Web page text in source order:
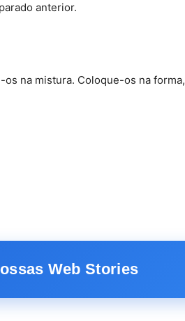
anterior.
na mistura. Coloque-os na forma,
Web Stories